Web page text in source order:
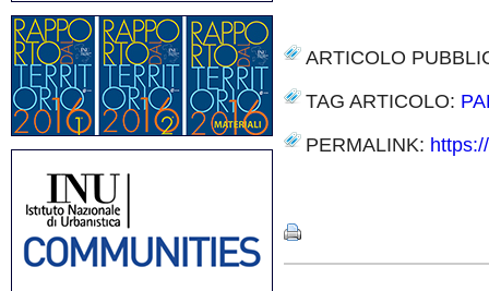
ARTICOLO
TAG ARTICOLO:
PERMALINK: